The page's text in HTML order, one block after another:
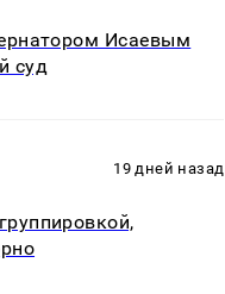
Исаевым
суд
19 дней назад